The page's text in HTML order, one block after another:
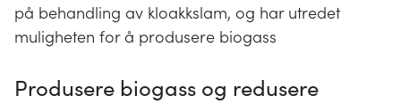
på behandling av kloakkslam, og har utredet
muligheten for å produsere biogass
Produsere biogass og redusere